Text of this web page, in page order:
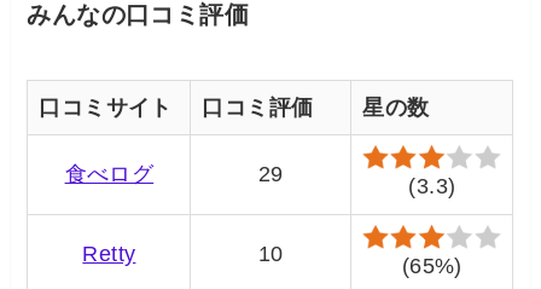
みんなの口コミ評価
口コミサイト 口コミ評価 星の数
食べログ 29
(3.3)
Retty 10
(65%)